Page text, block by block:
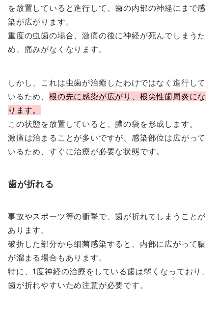
を放置していると進行して、歯の内部の神経にまで感
染が広がります。
重度の虫歯の場合、激痛の後に神経が死んでしまうた
め、痛みがなくなります。
しかし、これは虫歯が治癒したわけではなく進行して
いるため、 根の先に感染が広がり、根尖性歯周炎にな
ります。
この状態を放置していると、膿の袋を形成します。
激痛は治まることが多いですが、感染部位は広がって
いるため、すぐに治療が必要な状態です。
歯が折れる
事故やスポーツ等の衝撃で、歯が折れてしまうことが
あります。
破折した部分から細菌感染すると、内部に広がって膿
が溜まる場合もあります。
特に、1度神経の治療をしている歯は弱くなっており、
歯が折れやすいため注意が必要です。